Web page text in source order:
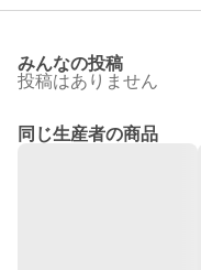
みんなの投稿
投稿はありません
同じ生産者の商品